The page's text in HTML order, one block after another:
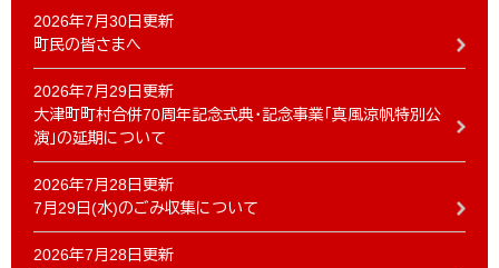
2026年7月30日更新
町民の皆さまへ
2026年7月29日更新
大津町町村合併70周年記念式典・記念事業「真風涼帆特別公
演」の延期について
2026年7月28日更新
7月29日(水)のごみ収集について
2026年7月28日更新